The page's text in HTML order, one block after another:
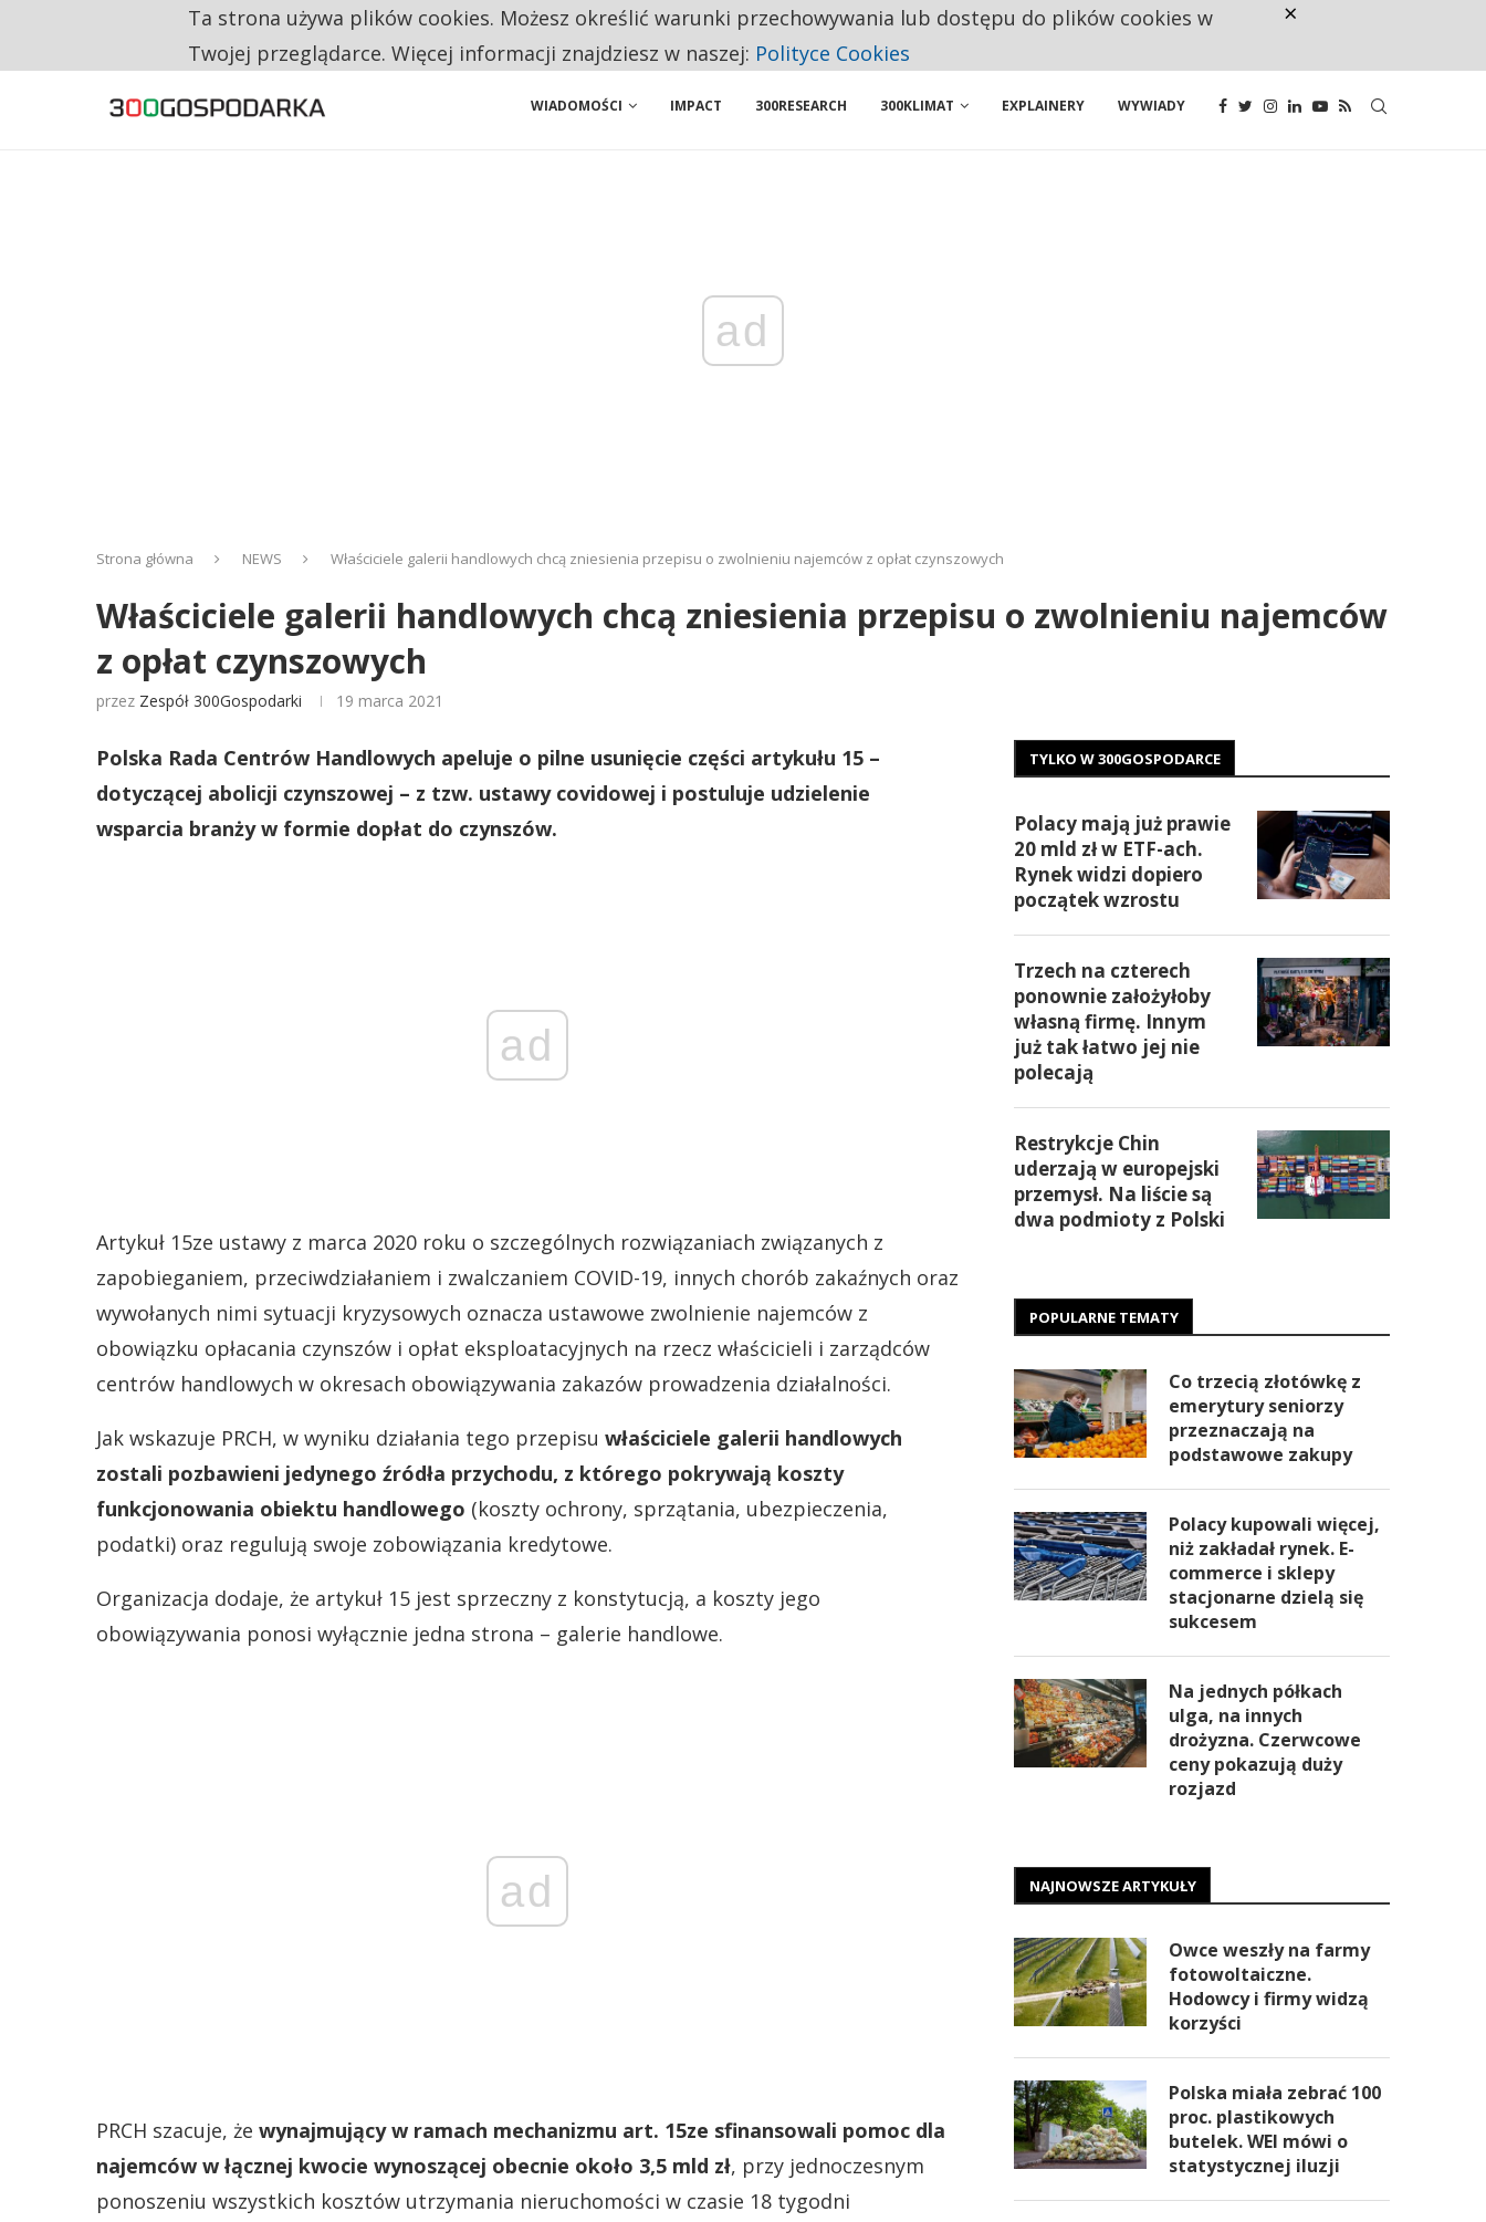
RESTRYKCJE CHIN UDERZAJĄ W EUROPEJSKI PRZEMYSŁ. NA LIŚCIE SĄ DWA PODMIOTY Z POLSKI
WIADOMOŚCI IMPACT 300RESEARCH 300KLIMAT EXPLAINERY WYWIADY
ad
Strona główna NEWS Właściciele galerii handlowych chcą zniesienia przepisu o zwolnieniu najemców z opłat czynszowych
Właściciele galerii handlowych chcą zniesienia przepisu o zwolnieniu najemców
z opłat czynszowych
przez Zespół 300Gospodarki 19 marca 2021
Polska Rada Centrów Handlowych apeluje o pilne usunięcie części artykułu 15 –
dotyczącej abolicji czynszowej – z tzw. ustawy covidowej i postuluje udzielenie
wsparcia branży w formie dopłat do czynszów.
ad
Artykuł 15ze ustawy z marca 2020 roku o szczególnych rozwiązaniach związanych z
zapobieganiem, przeciwdziałaniem i zwalczaniem COVID-19, innych chorób zakaźnych oraz
wywołanych nimi sytuacji kryzysowych oznacza ustawowe zwolnienie najemców z
obowiązku opłacania czynszów i opłat eksploatacyjnych na rzecz właścicieli i zarządców
centrów handlowych w okresach obowiązywania zakazów prowadzenia działalności.
Jak wskazuje PRCH, w wyniku działania tego przepisu właściciele galerii handlowych
zostali pozbawieni jedynego źródła przychodu, z którego pokrywają koszty
funkcjonowania obiektu handlowego (koszty ochrony, sprzątania, ubezpieczenia,
podatki) oraz regulują swoje zobowiązania kredytowe.
Organizacja dodaje, że artykuł 15 jest sprzeczny z konstytucją, a koszty jego
obowiązywania ponosi wyłącznie jedna strona – galerie handlowe.
ad
PRCH szacuje, że wynajmujący w ramach mechanizmu art. 15ze sfinansowali pomoc dla
najemców w łącznej kwocie wynoszącej obecnie około 3,5 mld zł, przy jednoczesnym
ponoszeniu wszystkich kosztów utrzymania nieruchomości w czasie 18 tygodni
TYLKO W 300GOSPODARCE
Polacy mają już prawie
20 mld zł w ETF-ach.
Rynek widzi dopiero
początek wzrostu
Trzech na czterech
ponownie założyłoby
własną firmę. Innym
już tak łatwo jej nie
polecają
Restrykcje Chin
uderzają w europejski
przemysł. Na liście są
dwa podmioty z Polski
POPULARNE TEMATY
Co trzecią złotówkę z
emerytury seniorzy
przeznaczają na
podstawowe zakupy
Polacy kupowali więcej,
niż zakładał rynek. E-
commerce i sklepy
stacjonarne dzielą się
sukcesem
Na jednych półkach
ulga, na innych
drożyzna. Czerwcowe
ceny pokazują duży
rozjazd
NAJNOWSZE ARTYKUŁY
Owce weszły na farmy
fotowoltaiczne.
Hodowcy i firmy widzą
korzyści
Polska miała zebrać 100
proc. plastikowych
butelek. WEI mówi o
statystycznej iluzji
Ta strona używa plików cookies. Możesz określić warunki przechowywania lub dostępu do plików cookies w
Twojej przeglądarce. Więcej informacji znajdziesz w naszej: Polityce Cookies
×